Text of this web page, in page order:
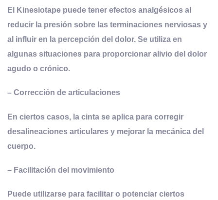
El Kinesiotape puede tener efectos analgésicos al
reducir la presión sobre las terminaciones nerviosas y
al influir en la percepción del dolor. Se utiliza en
algunas situaciones para proporcionar alivio del dolor
agudo o crónico.
– Corrección de articulaciones
En ciertos casos, la cinta se aplica para corregir
desalineaciones articulares y mejorar la mecánica del
cuerpo.
– Facilitación del movimiento
Puede utilizarse para facilitar o potenciar ciertos